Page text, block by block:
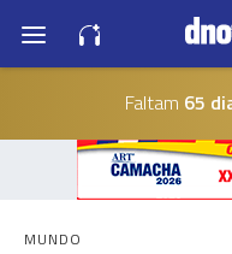
Faltam 65
MUNDO